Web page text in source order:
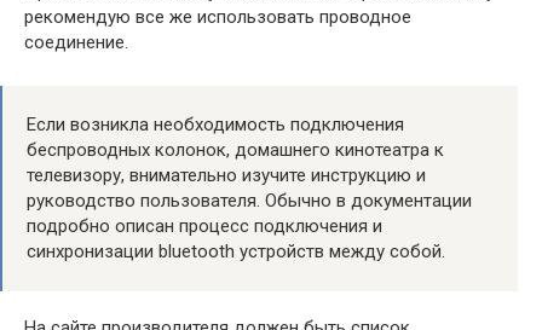
рекомендую все же использовать проводное
соединение.
Если возникла необходимость подключения
беспроводных колонок, домашнего кинотеатра к
телевизору, внимательно изучите инструкцию и
руководство пользователя. Обычно в документации
подробно описан процесс подключения и
синхронизации bluetooth устройств между собой.